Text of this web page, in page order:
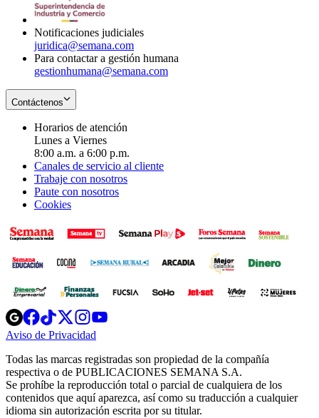
Notificaciones judiciales
juridica@semana.com
Para contactar a gestión humana
gestionhumana@semana.com
Contáctenos
Horarios de atención
Lunes a Viernes
8:00 a.m. a 6:00 p.m.
Canales de servicio al cliente
Trabaje con nosotros
Paute con nosotros
Cookies
Opens
in
new
Opens
in
new
Opens
in
new
window
Opens
new
windowwindow
Aviso de Privacidad
new
window
Todas las marcas registradas son propiedad de la compañía
respectiva o de PUBLICACIONES SEMANA S.A.
Se prohíbe la reproducción total o parcial de cualquiera de los
contenidos que aquí aparezca, así como su traducción a cualquier
idioma sin autorización escrita por su titular.